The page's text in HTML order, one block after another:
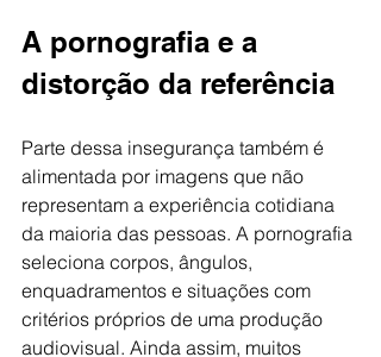
A pornografia e a
distorção da referência
Parte dessa insegurança também é
alimentada por imagens que não
representam a experiência cotidiana
da maioria das pessoas. A pornografia
seleciona corpos, ângulos,
enquadramentos e situações com
critérios próprios de uma produção
audiovisual. Ainda assim, muitos